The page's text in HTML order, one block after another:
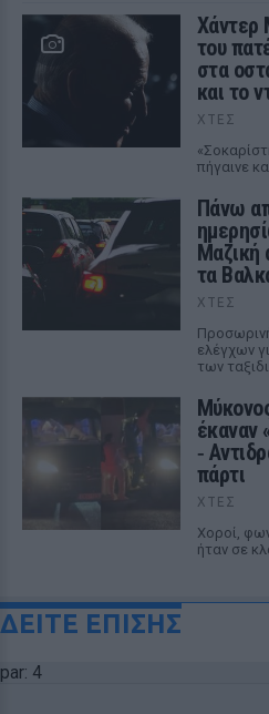
Χάντερ
του
στα
και το
ΧΤΕΣ
πήγαινε
Πάνω
Μαζική
τα
ΧΤΕΣ
ελέγχων
των
έκαναν
‑
πάρτι
ΧΤΕΣ
Χοροί,
ήταν σε
ΔΕΙΤΕ ΕΠΙΣΗΣ
par: 4